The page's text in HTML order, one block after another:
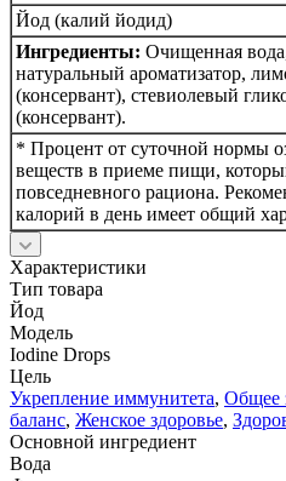
Йод (калий йодид)
Ингредиенты: Очищенная
натуральный ароматизатор,
(консервант), стевиолевый
(консервант).
* Процент от суточной нормы
веществ в приеме пищи,
повседневного рациона.
калорий в день имеет общий
Характеристики
Тип товара
Йод
Модель
Iodine Drops
Цель
Укрепление иммунитета, Общее
баланс, Женское здоровье,
Основной ингредиент
Вода